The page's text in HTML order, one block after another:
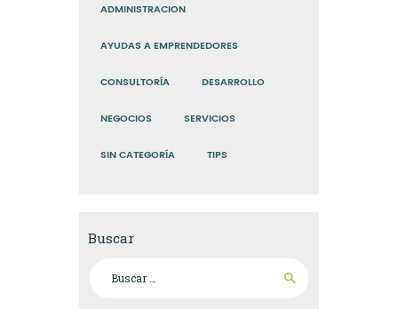
ADMINISTRACION
AYUDAS A EMPRENDEDORES
CONSULTORÍA DESARROLLO
NEGOCIOS SERVICIOS
SIN CATEGORÍA TIPS
Buscar